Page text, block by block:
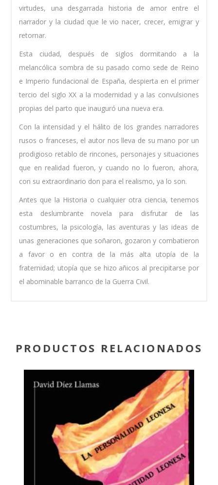
virtudes, una desgarrada historia de amor entre el
narrador y la ciudad que le vio nacer, crecer, emigrar y
retornar.
Esta ciudad, después de siglos dormitando a la
melancólica sombra de su pasado como sede de Reino
e Imperio fundacional de España, despierta en el primer
tercio del siglo XX a la modernidad y a las convulsiones
propias del parto que inauguró una nueva era.
Con la intensidad y el hálito de los grandes narradores
rusos o franceses, el autor nos lleva de su mano por un
prodigioso retablo de rincones, personajes y situaciones
que en realidad fueron, y cuando no lo fueron, ahora,
con su extraordinario don para el realismo, ya lo son.
Antes que la Historia o cualquier otra ciencia, tenemos
esta deslumbrante novela para disfrutar de las
costumbres, la psicología, las aventuras y las ideas de
unas generaciones que soñaron, gozaron y combatieron
a favor o en contra de la más alta utopía de la
fraternidad; utopía que se hizo añicos al precipitarse por
el abominable barranco de la Guerra Civil.
PRODUCTOS RELACIONADOS